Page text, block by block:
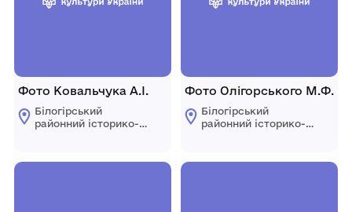
Фото Ковальчука А.І.
Білогірський
районний історико-
Фото Олігорського М.Ф.
Білогірський
районний історико-